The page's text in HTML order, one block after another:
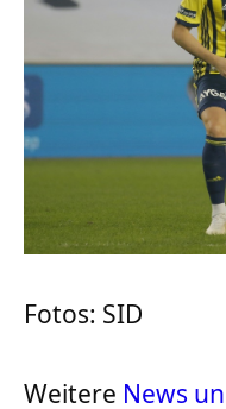
Fotos: SID
Weitere News